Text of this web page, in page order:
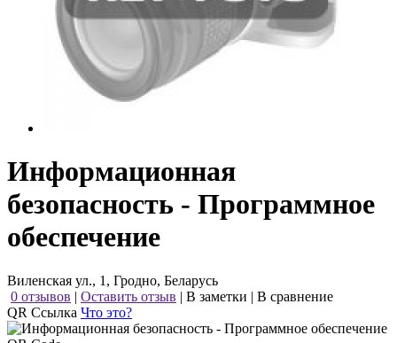
Информационная
безопасность - Программное
обеспечение
Виленская ул., 1, Гродно, Беларусь
0 отзывов | Оставить отзыв | В заметки | В сравнение
QR Ссылка Что это?